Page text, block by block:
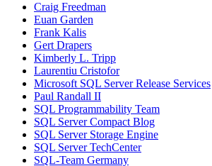
Craig Freedman
Euan Garden
Frank Kalis
Gert Drapers
Kimberly L. Tripp
Laurentiu Cristofor
Microsoft SQL Server Release Services
Paul Randall II
SQL Programmability Team
SQL Server Compact Blog
SQL Server Storage Engine
SQL Server TechCenter
SQL-Team Germany